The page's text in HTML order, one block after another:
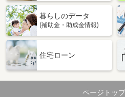
暮らしのデータ
(補助金・助成金情報)
住宅ローン
ページトッ